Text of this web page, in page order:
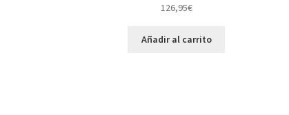
126,95€
Añadir al carrito